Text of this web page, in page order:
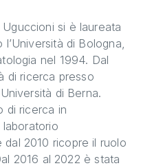
si è laureata
di Bologna,
nel 1994. Dal
di ricerca presso
di Berna.
di ricerca in
dal 2010 ricopre il ruolo
2016 al 2022 è stata